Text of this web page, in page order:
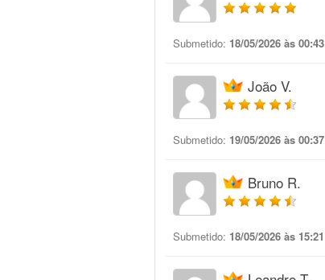
Submetido: 18/05/2026 às 00:43
João V.
Submetido: 19/05/2026 às 00:37
Bruno R.
Submetido: 18/05/2026 às 15:21